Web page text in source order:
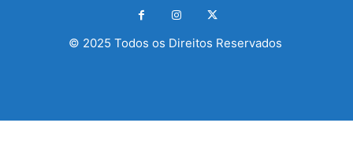
© 2025 Todos os Direitos Reservados